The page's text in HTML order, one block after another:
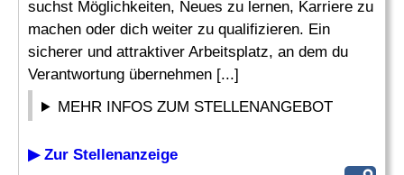
suchst Möglichkeiten, Neues zu lernen, Karriere zu
machen oder dich weiter zu qualifizieren. Ein
sicherer und attraktiver Arbeitsplatz, an dem du
Verantwortung übernehmen [...]
MEHR INFOS ZUM STELLENANGEBOT
▶ Zur Stellenanzeige